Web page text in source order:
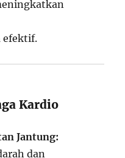
efektif.
Kardio
Jantung:
dan